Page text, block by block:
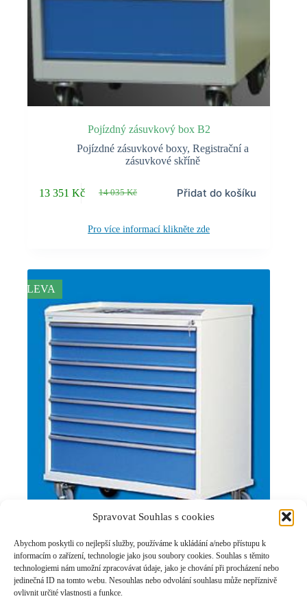
Spravovat Souhlas s cookies
Abychom poskytli co nejlepší služby, používáme k ukládání a/nebo přístupu k
informacím o zařízení, technologie jako jsou soubory cookies. Souhlas s těmito
technologiemi nám umožní zpracovávat údaje, jako je chování při procházení nebo
jedinečná ID na tomto webu. Nesouhlas nebo odvolání souhlasu může nepříznivě
ovlivnit určité vlastnosti a funkce.
Pojízdný zásuvkový box B2
Pojízdné zásuvkové boxy, Registrační a
zásuvkové skříně
14 035Kč
Původní
14 035 Kč.
13 351KčAktuální
13 351 Kč.
Přidat do košíku
Pro více informací klikněte zde
SLEVA
Zásuvková skříň pojízdná C411
Pojízdné zásuvkové boxy,Registrační a